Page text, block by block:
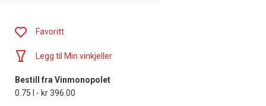
Favoritt
Legg til Min vinkjeller
Bestill fra Vinmonopolet
0.75 l - kr 396.00